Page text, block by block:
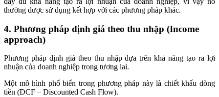
thường được sử dụng kết hợp với các phương pháp khác.
4. Phương pháp định giá theo thu nhập (Income
approach)
Phương pháp định giá theo thu nhập dựa trên khả năng tạo ra lợi
nhuận của doanh nghiệp trong tương lai.
Một mô hình phổ biến trong phương pháp này là chiết khấu dòng
tiền (DCF – Discounted Cash Flow).